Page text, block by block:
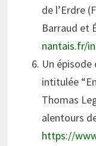
de l’Erdre
Barraud et
nantais.fr/
Un épisode
intitulée
Thomas
alentours
https://